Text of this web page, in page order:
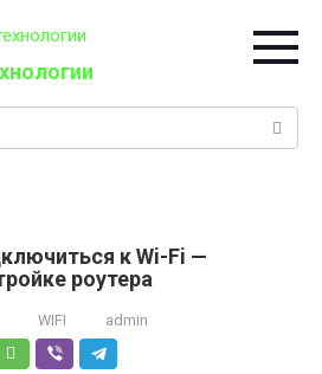
к Wi-Fi —
роутера
WIFI admin